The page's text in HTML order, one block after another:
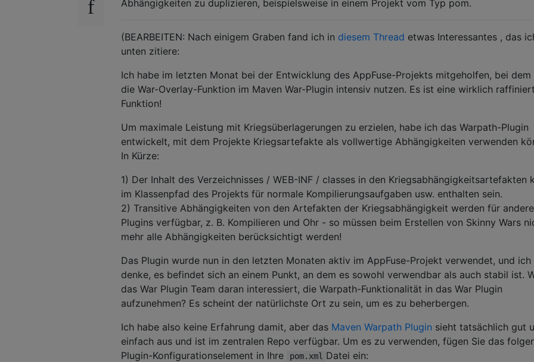
Abhängigkeiten zu duplizieren, beispielsweise in einem Projekt vom Typ pom.
(BEARBEITEN: Nach einigem Graben fand ich in diesem Thread etwas Interessantes , das
unten zitiere:
Ich habe im letzten Monat bei der Entwicklung des AppFuse-Projekts mitgeholfen, bei dem
die War-Overlay-Funktion im Maven War-Plugin intensiv nutzen. Es ist eine wirklich
Funktion!
Um maximale Leistung mit Kriegsüberlagerungen zu erzielen, habe ich das Warpath-Plugin
entwickelt, mit dem Projekte Kriegsartefakte als vollwertige Abhängigkeiten verwenden
In Kürze:
1) Der Inhalt des Verzeichnisses / WEB-INF / classes in den Kriegsabhängigkeitsartefakten
im Klassenpfad des Projekts für normale Kompilierungsaufgaben usw. enthalten sein.
2) Transitive Abhängigkeiten von den Artefakten der Kriegsabhängigkeit werden für andere
Plugins verfügbar, z. B. Kompilieren und Ohr - so müssen beim Erstellen von Skinny Wars
mehr alle Abhängigkeiten berücksichtigt werden!
Das Plugin wurde nun in den letzten Monaten aktiv im AppFuse-Projekt verwendet, und ich
denke, es befindet sich an einem Punkt, an dem es sowohl verwendbar als auch stabil ist.
das War Plugin Team daran interessiert, die Warpath-Funktionalität in das War Plugin
aufzunehmen? Es scheint der natürlichste Ort zu sein, um es zu beherbergen.
Ich habe also keine Erfahrung damit, aber das Maven Warpath Plugin sieht tatsächlich gut
einfach aus und ist im zentralen Repo verfügbar. Um es zu verwenden, fügen Sie das
Plugin-Konfigurationselement in Ihre
pom.xml Datei ein: